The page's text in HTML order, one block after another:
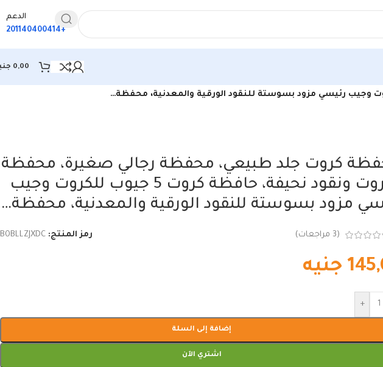
الدعم
+201140400414
0,00
كروت جلد طبيعي، محفظة رجالي صغيرة، محفظة
كروت ونقود نحيفة، حافظة كروت 5 جيوب للكروت وجيب
مزود بسوستة للنقود الورقية والمعدنية، محفظة…
(
3 مراجعات) رمز المنتج: B0BLLZJXDC
جنيه
+
إضافة إلى السلة
اشتري الآن